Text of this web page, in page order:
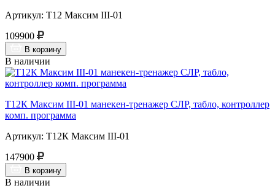
Артикул: Т12 Максим III-01
109900
В корзину
В наличии
Т12К Максим III-01 манекен-тренажер СЛР, табло, контроллер
комп. программа
Артикул: Т12К Максим III-01
147900
В корзину
В наличии